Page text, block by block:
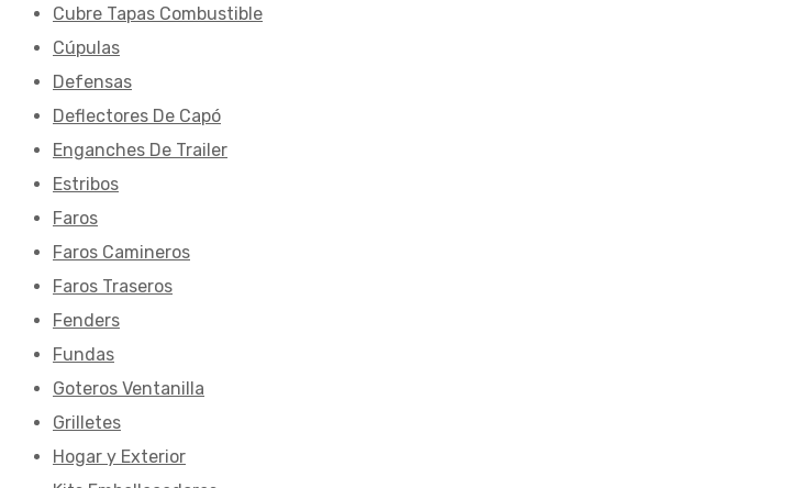
Cubre Tapas Combustible
Cúpulas
Defensas
Deflectores De Capó
Enganches De Trailer
Estribos
Faros
Faros Camineros
Faros Traseros
Fenders
Fundas
Goteros Ventanilla
Grilletes
Hogar y Exterior